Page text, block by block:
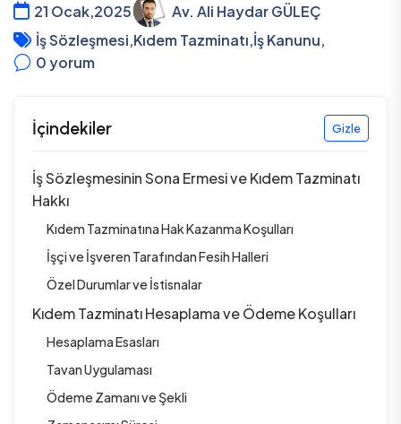
21 Ocak,2025
Av. Ali Haydar GÜLEÇ
İş Sözleşmesi,Kıdem Tazminatı,İş Kanunu,
0yorum
İçindekiler Gizle
İş Sözleşmesinin Sona Ermesi ve Kıdem Tazminatı
Hakkı
Kıdem Tazminatına Hak Kazanma Koşulları
İşçi ve İşveren Tarafından Fesih Halleri
Özel Durumlar ve İstisnalar
Kıdem Tazminatı Hesaplama ve Ödeme Koşulları
Hesaplama Esasları
Tavan Uygulaması
Ödeme Zamanı ve Şekli